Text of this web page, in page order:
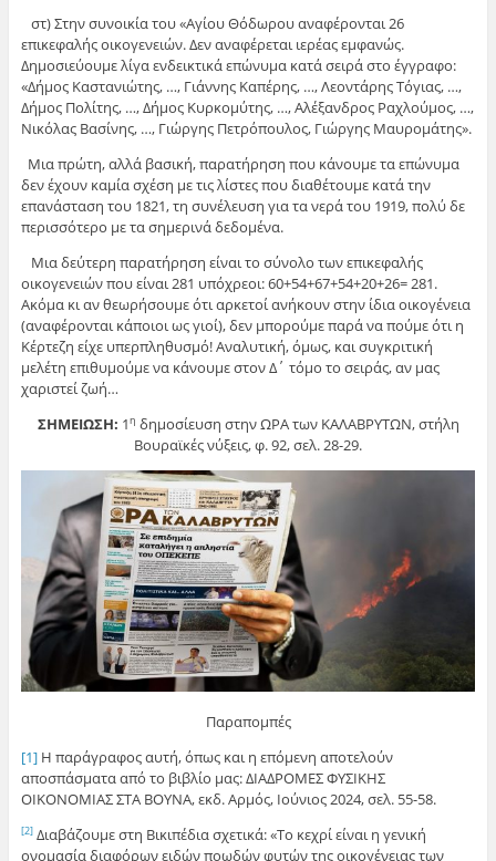
στ) Στην συνοικία του «Αγίου Θόδωρου αναφέρονται 26
επικεφαλής οικογενειών. Δεν αναφέρεται ιερέας εμφανώς.
Δημοσιεύουμε λίγα ενδεικτικά επώνυμα κατά σειρά στο έγγραφο:
«Δήμος Καστανιώτης, …, Γιάννης Καπέρης, …, Λεοντάρης Τόγιας, …,
Δήμος Πολίτης, …, Δήμος Κυρκομύτης, …, Αλέξανδρος Ραχλούμος, …,
Νικόλας Βασίνης, …, Γιώργης Πετρόπουλος, Γιώργης Μαυρομάτης».
Μια πρώτη, αλλά βασική, παρατήρηση που κάνουμε τα επώνυμα
δεν έχουν καμία σχέση με τις λίστες που διαθέτουμε κατά την
επανάσταση του 1821, τη συνέλευση για τα νερά του 1919, πολύ δε
περισσότερο με τα σημερινά δεδομένα.
Μια δεύτερη παρατήρηση είναι το σύνολο των επικεφαλής
οικογενειών που είναι 281 υπόχρεοι: 60+54+67+54+20+26= 281.
Ακόμα κι αν θεωρήσουμε ότι αρκετοί ανήκουν στην ίδια οικογένεια
(αναφέρονται κάποιοι ως γιοί), δεν μπορούμε παρά να πούμε ότι η
Κέρτεζη είχε υπερπληθυσμό! Αναλυτική, όμως, και συγκριτική
μελέτη επιθυμούμε να κάνουμε στον Δ΄ τόμο το σειράς, αν μας
χαριστεί ζωή…
ΣΗΜΕΙΩΣΗ: 1η δημοσίευση στην ΩΡΑ των ΚΑΛΑΒΡΥΤΩΝ, στήλη
Βουραϊκές νύξεις, φ. 92, σελ. 28-29.
Παραπομπές
[1]Η παράγραφος αυτή, όπως και η επόμενη αποτελούν
αποσπάσματα από το βιβλίο μας: ΔΙΑΔΡΟΜΕΣ ΦΥΣΙΚΗΣ
ΟΙΚΟΝΟΜΙΑΣ ΣΤΑ ΒΟΥΝΑ, εκδ. Αρμός, Ιούνιος 2024, σελ. 55-58.
[2]Διαβάζουμε στη Βικιπέδια σχετικά: «Το κεχρί είναι η γενική
ονομασία διαφόρων ειδών ποωδών φυτών της οικογένειας των